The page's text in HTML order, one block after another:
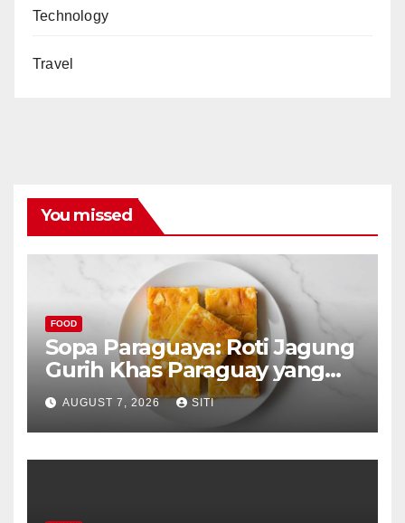
Technology
Travel
You missed
FOOD
Sopa Paraguaya: Roti Jagung
Gurih Khas Paraguay yang
Unik
AUGUST 7, 2026 SITI